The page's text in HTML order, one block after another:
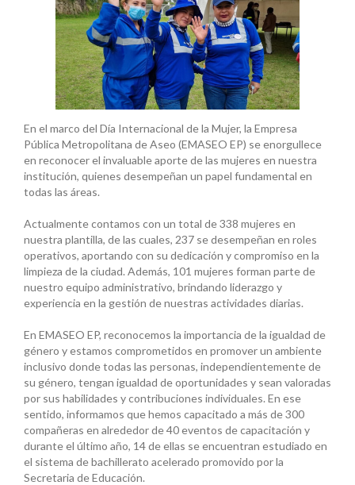
En el marco del Día Internacional de la Mujer, la Empresa
Pública Metropolitana de Aseo (EMASEO EP) se enorgullece
en reconocer el invaluable aporte de las mujeres en nuestra
institución, quienes desempeñan un papel fundamental en
todas las áreas.
Actualmente contamos con un total de 338 mujeres en
nuestra plantilla, de las cuales, 237 se desempeñan en roles
operativos, aportando con su dedicación y compromiso en la
limpieza de la ciudad. Además, 101 mujeres forman parte de
nuestro equipo administrativo, brindando liderazgo y
experiencia en la gestión de nuestras actividades diarias.
En EMASEO EP, reconocemos la importancia de la igualdad de
género y estamos comprometidos en promover un ambiente
inclusivo donde todas las personas, independientemente de
su género, tengan igualdad de oportunidades y sean valoradas
por sus habilidades y contribuciones individuales. En ese
sentido, informamos que hemos capacitado a más de 300
compañeras en alrededor de 40 eventos de capacitación y
durante el último año, 14 de ellas se encuentran estudiado en
el sistema de bachillerato acelerado promovido por la
Secretaria de Educación.